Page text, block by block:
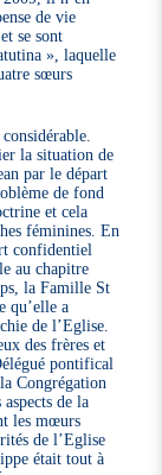
de vie
se sont
», laquelle
sœurs
la situation de
par le départ
de fond
et cela
féminines. En
confidentiel
au chapitre
la Famille St
qu’elle a
de l’Eglise.
des frères et
pontifical
Congrégation
de la
les mœurs
de l’Eglise
était tout à